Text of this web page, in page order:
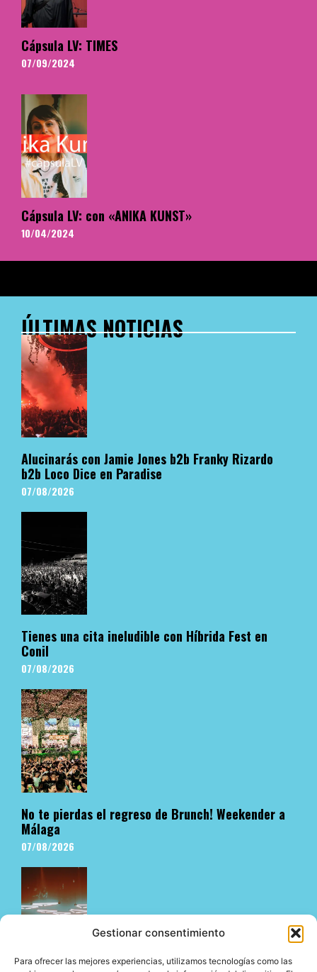
Gestionar consentimiento
Para ofrecer las mejores experiencias, utilizamos tecnologías como las
Cápsula LV: TIMES
07/09/2024
Cápsula LV: con «ANIKA KUNST»
10/04/2024
ÚLTIMAS NOTICIAS
Alucinarás con Jamie Jones b2b Franky Rizardo
b2b Loco Dice en Paradise
07/08/2026
Tienes una cita ineludible con Híbrida Fest en
Conil
07/08/2026
No te pierdas el regreso de Brunch! Weekender a
Málaga
07/08/2026